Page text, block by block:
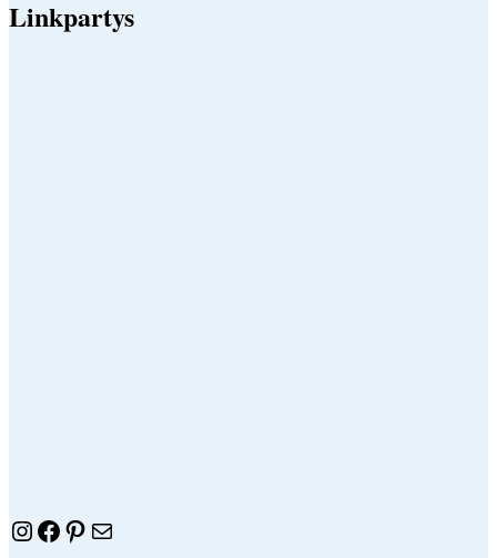
Linkpartys
Instagram
Facebook
Pinterest
E-Mail